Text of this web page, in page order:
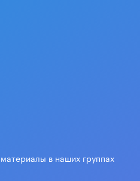
в наших группах